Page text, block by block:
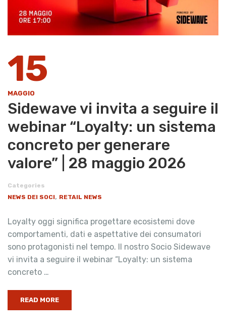
15
MAGGIO
Sidewave vi invita a seguire il
webinar “Loyalty: un sistema
concreto per generare
valore” | 28 maggio 2026
Categories
NEWS DEI SOCI, RETAIL NEWS
Loyalty oggi significa progettare ecosistemi dove
comportamenti, dati e aspettative dei consumatori
sono protagonisti nel tempo. Il nostro Socio Sidewave
vi invita a seguire il webinar “Loyalty: un sistema
concreto …
READ MORE